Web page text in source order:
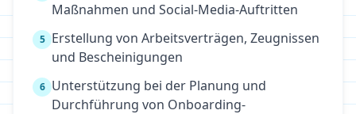
Maßnahmen und Social-Media-Auftritten
5 Erstellung von Arbeitsverträgen, Zeugnissen
und Bescheinigungen
6 Unterstützung bei der Planung und
Durchführung von Onboarding-